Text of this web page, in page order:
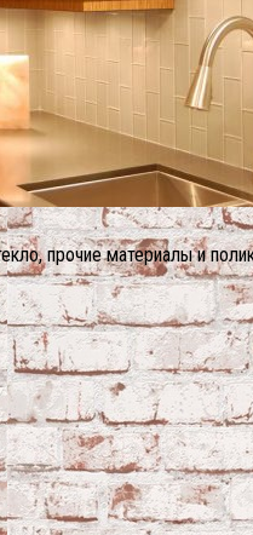
прочие материалы и